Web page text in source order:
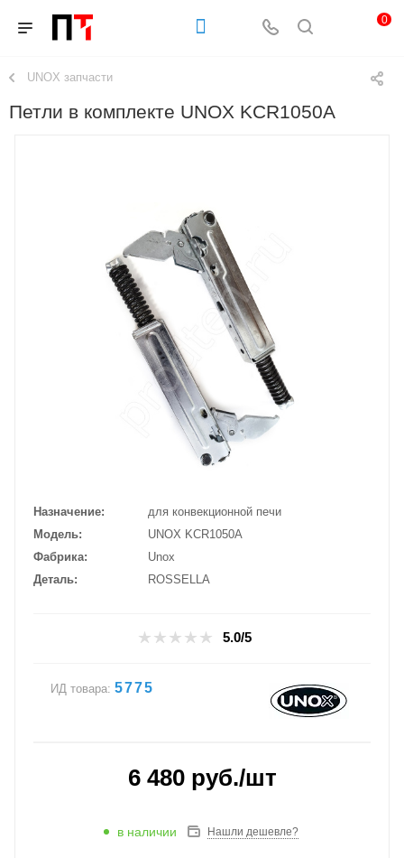
0
UNOX запчасти
Петли в комплекте UNOX KCR1050A
Назначение
для конвекционной печи
Модель
UNOX KCR1050A
Фабрика
Unox
Деталь
ROSSELLA
5.0/5
ИД товара: 5775
6 480руб./шт
в наличии Нашли дешевле?